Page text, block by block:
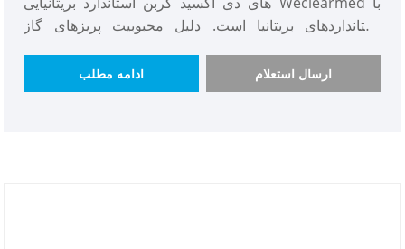
استانداردهای بریتانیا است. دلیل محبوبیت پریزهای گاز
عالی و موجودی فراوانی داریم که تحویل هرگز به تأخیر نمی
افتد. در تدارکات خارجی، ما فقط مواد اولیه با کیفیت بالا را
ادامه مطلب ارسال استعلام